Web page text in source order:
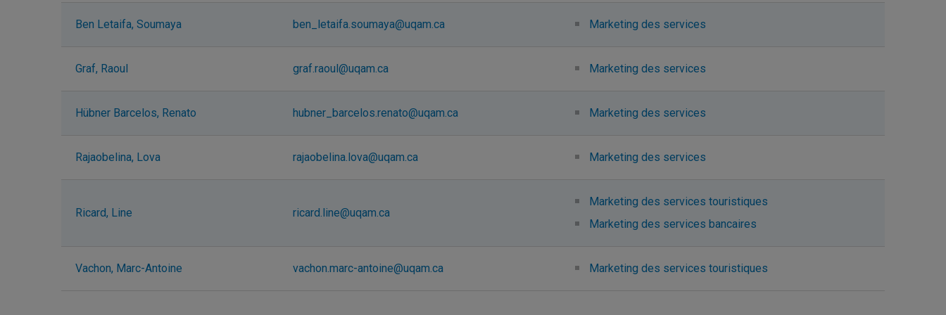
Ben Letaifa, Soumaya ben_letaifa.soumaya@uqam.ca Marketing des services
Graf, Raoul graf.raoul@uqam.ca Marketing des services
Hübner Barcelos, Renato hubner_barcelos.renato@uqam.ca Marketing des services
Rajaobelina, Lova rajaobelina.lova@uqam.ca Marketing des services
Ricard, Line ricard.line@uqam.ca
Marketing des services touristiques
Marketing des services bancaires
Vachon, Marc-Antoine vachon.marc-antoine@uqam.ca Marketing des services touristiques